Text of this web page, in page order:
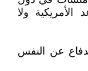
الأمريكية ولا
عن النفس